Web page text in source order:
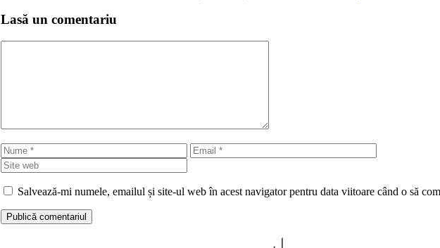
Lasă un comentariu
Nume Email
web
Salvează-mi numele, emailul și site-ul web în acest navigator pentru data viitoare când o să